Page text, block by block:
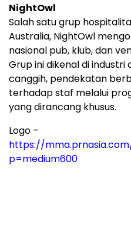
NightOwl
Salah satu grup
Australia, NightOwl
nasional pub, klub, dan
Grup ini dikenal di
canggih, pendekatan
terhadap staf melalui
yang dirancang khusus.
Logo –
https://
p=medium600